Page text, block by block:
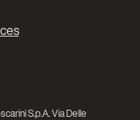
S.p.A. Via Delle